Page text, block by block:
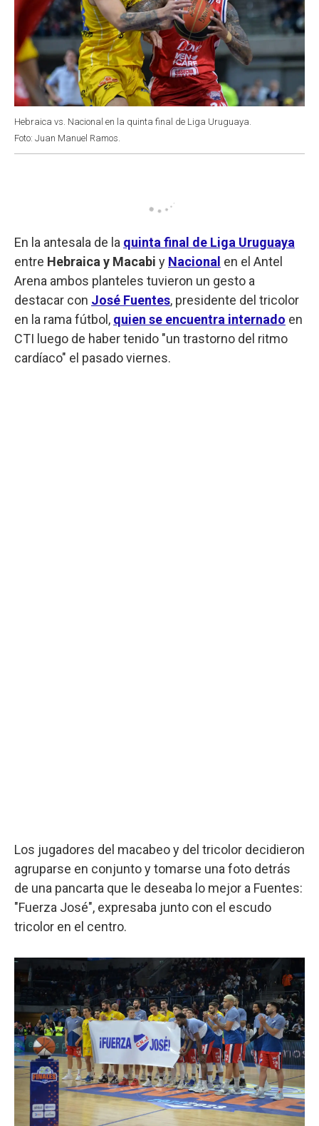
Hebraica vs. Nacional en la quinta final de Liga Uruguaya.
Foto: Juan Manuel Ramos.
En la antesala de la quinta final de Liga Uruguaya
entre Hebraica y Macabi y Nacional en el Antel
Arena ambos planteles tuvieron un gesto a
destacar con José Fuentes, presidente del tricolor
en la rama fútbol, quien se encuentra internado en
CTI luego de haber tenido "un trastorno del ritmo
cardíaco" el pasado viernes.
Los jugadores del macabeo y del tricolor decidieron
agruparse en conjunto y tomarse una foto detrás
de una pancarta que le deseaba lo mejor a Fuentes:
"Fuerza José", expresaba junto con el escudo
tricolor en el centro.